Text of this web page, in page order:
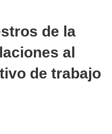
de la
al
de trabajo